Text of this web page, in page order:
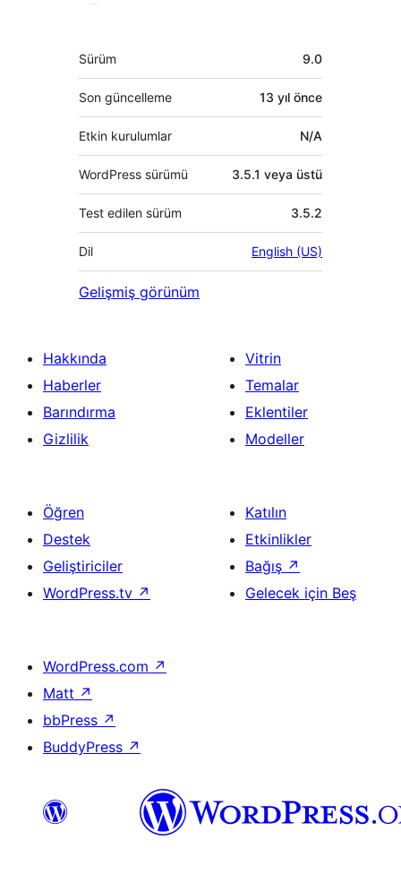
Meta
Sürüm 9.0
Son güncelleme 13 yıl önce
Etkin kurulumlar N/A
WordPress sürümü 3.5.1 veya üstü
Test edilen sürüm 3.5.2
Dil English (US)
Gelişmiş görünüm
Hakkında
Haberler
Barındırma
Gizlilik
Vitrin
Temalar
Eklentiler
Modeller
Öğren
Destek
Geliştiriciler
WordPress.tv ↗
Katılın
Etkinlikler
Bağış ↗
Gelecek için Beş
WordPress.com ↗
Matt ↗
bbPress ↗
BuddyPress ↗